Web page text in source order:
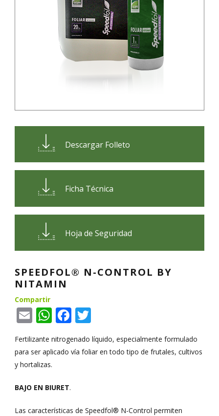
Descargar Folleto
Ficha Técnica
Hoja de Seguridad
SPEEDFOL® N-CONTROL BY
NITAMIN
Compartir
EmailWhatsApp
Facebook
Fertilizante nitrogenado líquido, especialmente formulado
para ser aplicado vía foliar en todo tipo de frutales, cultivos
y hortalizas.
BAJO EN BIURET.
Las características de Speedfol® N-Control permiten